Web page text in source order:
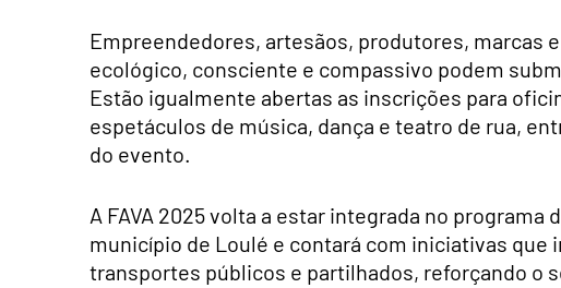
Empreendedores, artesãos, produtores, marcas
ecológico, consciente e compassivo podem
Estão igualmente abertas as inscrições para
espetáculos de música, dança e teatro de rua,
do evento.
A FAVA 2025 volta a estar integrada no programa
município de Loulé e contará com iniciativas
transportes públicos e partilhados, reforçando o